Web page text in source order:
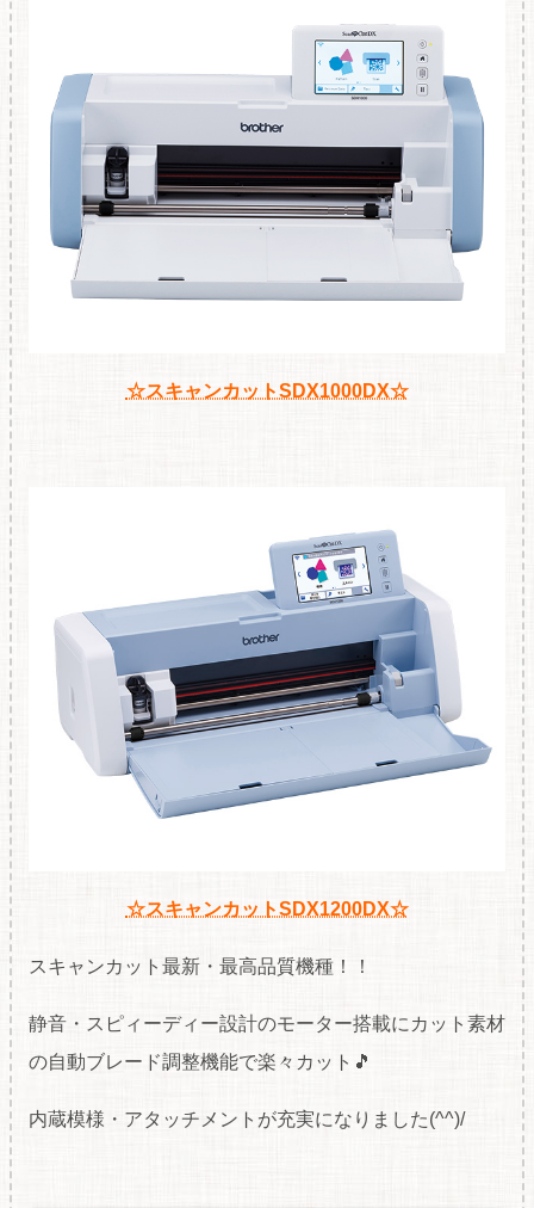
☆スキャンカットSDX1000DX☆
☆スキャンカットSDX1200DX☆
スキャンカット最新・最高品質機種！！
静音・スピィーディー設計のモーター搭載にカット素材
の自動ブレード調整機能で楽々カット🎵
内蔵模様・アタッチメントが充実になりました(^^)/